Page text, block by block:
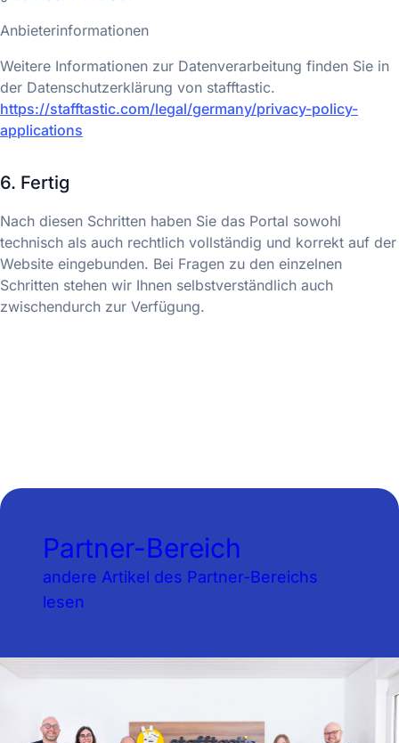
Anbieterinformationen
Weitere Informationen zur Datenverarbeitung finden Sie in
der Datenschutzerklärung von stafftastic.
https://stafftastic.com/legal/germany/privacy-policy-
applications
6. Fertig
Nach diesen Schritten haben Sie das Portal sowohl
technisch als auch rechtlich vollständig und korrekt auf der
Website eingebunden. Bei Fragen zu den einzelnen
Schritten stehen wir Ihnen selbstverständlich auch
zwischendurch zur Verfügung.
Partner-Bereich
andere Artikel des Partner-Bereichs
lesen